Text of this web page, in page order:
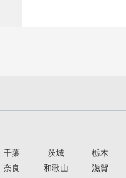
千葉 茨城 栃木
奈良 和歌山 滋賀